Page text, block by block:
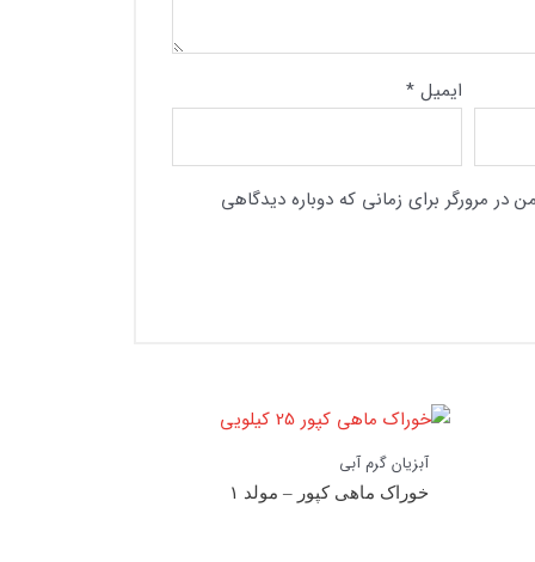
ایمیل *
در مرورگر برای زمانی که دوباره دیدگاهی
آبزیان گرم آبی
خوراک ماهی کپور – مولد ۱